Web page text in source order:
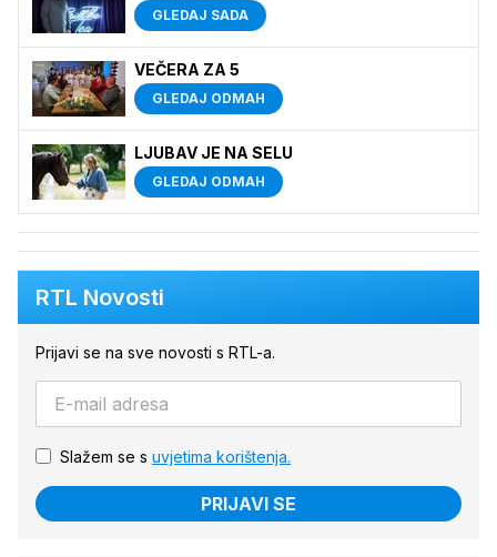
GLEDAJ SADA
VEČERA ZA 5
GLEDAJ ODMAH
LJUBAV JE NA SELU
GLEDAJ ODMAH
RTL Novosti
Prijavi se na sve novosti s RTL-a.
Slažem se s uvjetima korištenja.
PRIJAVI SE